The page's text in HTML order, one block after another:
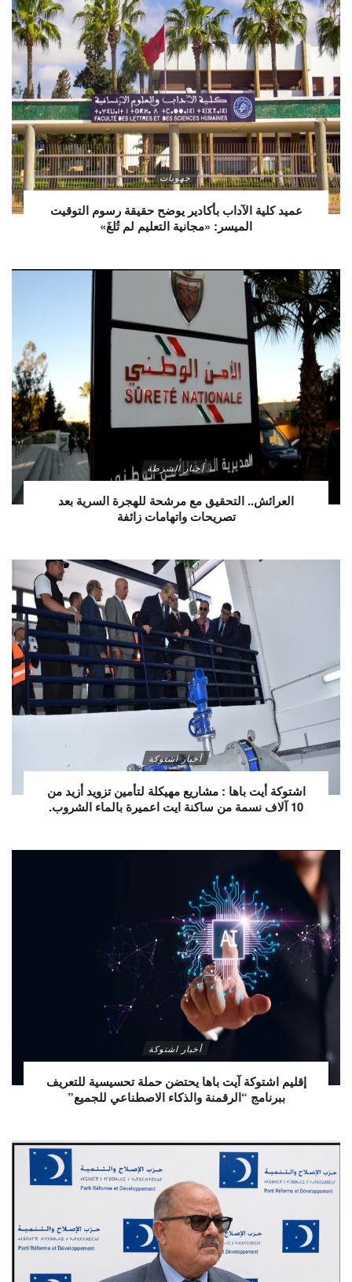
جهويات
عميد كلية الآداب بأكادير يوضح حقيقة رسوم التوقيت
الميسر: «مجانية التعليم لم تُلغَ»
أخبار الشرطة
العرائش.. التحقيق مع مرشحة للهجرة السرية بعد
تصريحات واتهامات زائفة
أخبار اشتوكة
اشتوكة أيت باها : مشاريع مهيكلة لتأمين تزويد أزيد من
10 آلاف نسمة من ساكنة ايت اعميرة بالماء الشروب.
أخبار اشتوكة
إقليم اشتوكة آيت باها يحتضن حملة تحسيسية للتعريف
ببرنامج “الرقمنة والذكاء الاصطناعي للجميع”